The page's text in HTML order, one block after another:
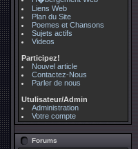
Liens Web
Plan du Site
Poemes et Chansons
Sujets actifs
Videos
Participez!
Nouvel article
Contactez-Nous
Parler de nous
Utulisateur/Admin
Administration
Votre compte
Forums